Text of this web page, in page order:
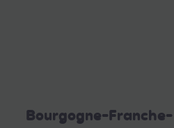
Bourgogne-Franche-